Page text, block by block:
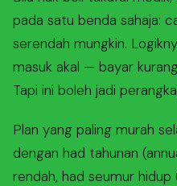
pada satu benda sahaja:
serendah mungkin.
masuk akal — bayar
Tapi ini boleh jadi
Plan yang paling murah
dengan had tahunan
rendah, had seumur